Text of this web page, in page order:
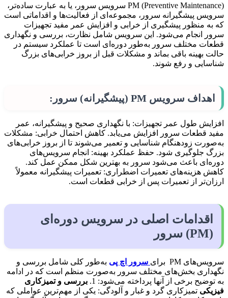
PM (Preventive Maintenance) سرویس سرور، یا به عبارت ساده‌تر،
سرویس پیشگیرانه سرور، مجموعه‌ای از فعالیت‌ها و اقداماتی است
که به منظور پیشگیری از خرابی و افزایش عمر مفید تجهیزات
سرور انجام می‌شود. این سرویس شامل نظارت، بررسی و نگهداری
قطعات مختلف سرور به‌طور دوره‌ای است تا عملکرد سیستم در
حالت بهینه باقی بماند و مشکلات قبل از بروز خرابی‌های بزرگ
شناسایی و رفع شوند.
اهداف سرویس PM (پیشگیرانه) سرور:
افزایش طول عمر تجهیزات: با نگهداری صحیح و پیشگیرانه، عمر
مفید قطعات سرور افزایش می‌یابد. کاهش احتمال خرابی: مشکلات
به‌صورت زودهنگام شناسایی و تعمیر می‌شوند تا از بروز خرابی‌های
بزرگ جلوگیری شود. حفظ عملکرد بهینه: انجام سرویس‌های
دوره‌ای باعث می‌شود سرور به بهترین شکل ممکن عمل کند.
کاهش هزینه‌های تعمیرات اضطراری: تعمیرات پیشگیرانه معمولاً
ارزان‌تر از تعمیرات پس از خرابی قطعات است.
اقدامات اصلی در سرویس دوره‌ای
(PM) سرور
سرویس‌های PM برای سرور اچ پی به‌طور کلی شامل بررسی و
نگهداری بخش‌های مختلف سرور به‌صورت منظم است که در ادامه
به توضیح برخی از آنها پرداخته می‌شود: 1.
بررسی و تمیزکاری
فیزیکی تمیزکاری گرد و غبار و آلودگی: یکی از مهم‌ترین عواملی که